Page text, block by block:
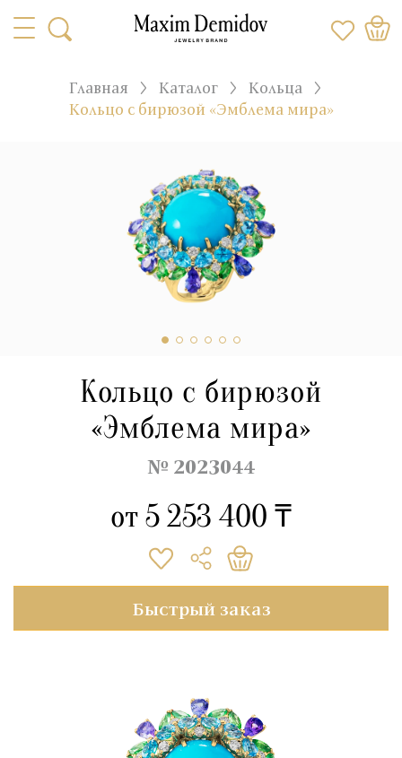
Главная Каталог
Кольца
Кольцо с бирюзой «Эмблема мира»
Кольцо с бирюзой
«Эмблема мира»
№ 2023044
от 5 253 400 ₸
Быстрый заказ